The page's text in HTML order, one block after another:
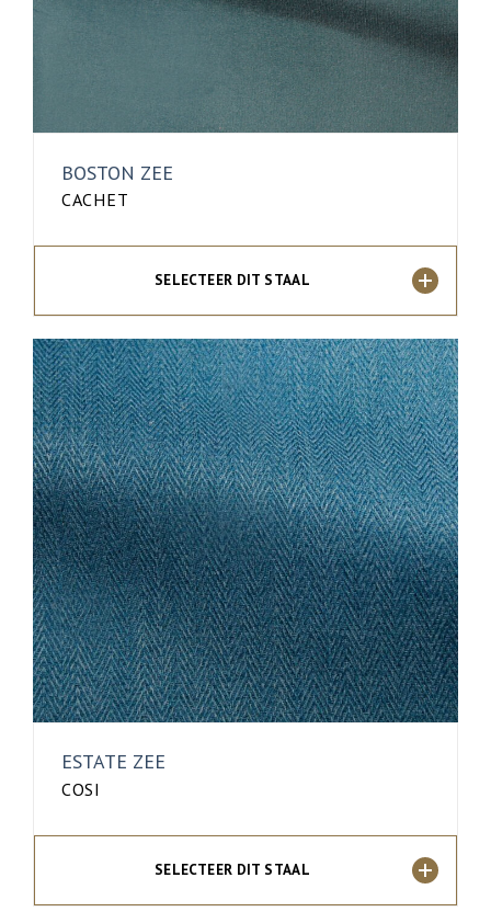
BOSTON ZEE
CACHET
SELECTEER DIT STAAL
ESTATE ZEE
COSI
SELECTEER DIT STAAL